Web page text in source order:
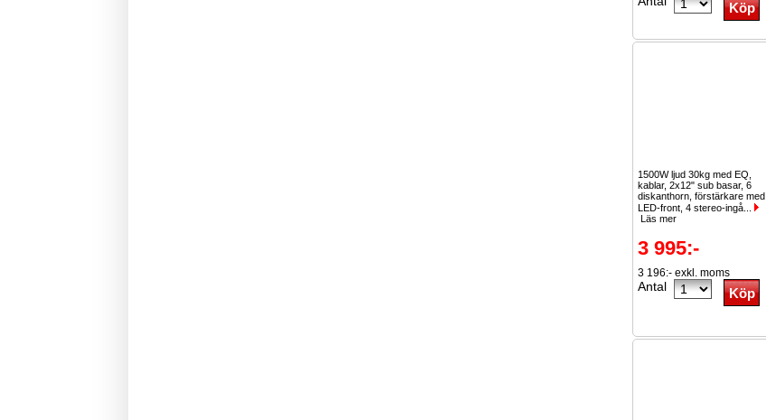
1500W ljud 30kg med EQ,
kablar, 2x12" sub basar, 6
diskanthorn, förstärkare med
LED-front, 4 stereo-ingå...
Läs mer
3 995:-
3 196:- exkl. moms
Antal